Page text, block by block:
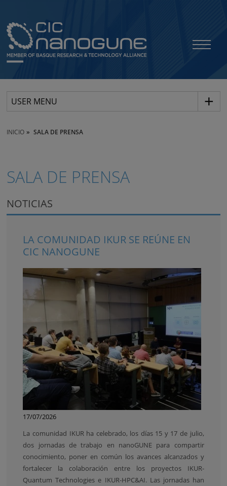
USER MENU
INICIO SALA DE PRENSA
SALA DE PRENSA
NOTICIAS
LA COMUNIDAD IKUR SE REÚNE EN
CIC NANOGUNE
17/07/2026
La comunidad IKUR ha celebrado, los días 15 y 17 de julio,
dos jornadas de trabajo en nanoGUNE para compartir
conocimiento, poner en común los avances alcanzados y
fortalecer la colaboración entre los proyectos IKUR-
Quantum Technologies e IKUR-HPC&AI. Las jornadas han